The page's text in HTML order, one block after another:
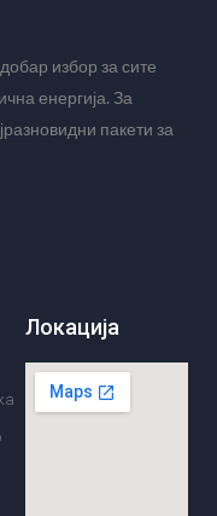
избор за сите
енергија. За
пакети за
Локација